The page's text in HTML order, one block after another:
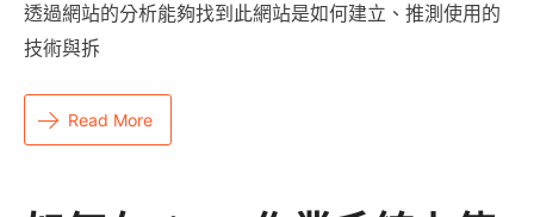
透過網站的分析能夠找到此網站是如何建立、推測使用的
技術與拆
Read More